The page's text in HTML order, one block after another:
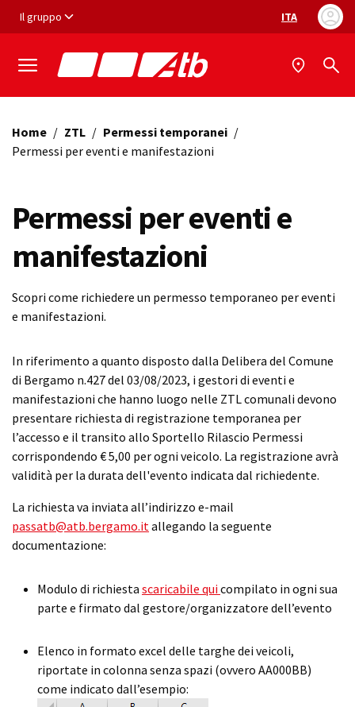
Vai ai contenuti
Vai al footer
Il gruppo Selezione
ITA
Home / ZTL / Permessi temporanei /
Permessi per eventi e manifestazioni
Permessi per eventi e
manifestazioni
Scopri come richiedere un permesso temporaneo per eventi
e manifestazioni.
In riferimento a quanto disposto dalla Delibera del Comune
di Bergamo n.427 del 03/08/2023, i gestori di eventi e
manifestazioni che hanno luogo nelle ZTL comunali devono
presentare richiesta di registrazione temporanea per
l’accesso e il transito allo Sportello Rilascio Permessi
corrispondendo € 5,00 per ogni veicolo. La registrazione avrà
validità per la durata dell'evento indicata dal richiedente.
La richiesta va inviata all’indirizzo e-mail
passatb@atb.bergamo.itallegando la seguente
documentazione:
Modulo di richiesta scaricabile quicompilato in ogni sua
parte e firmato dal gestore/organizzatore dell’evento
Elenco in formato excel delle targhe dei veicoli,
riportate in colonna senza spazi (ovvero AA000BB)
come indicato dall’esempio: